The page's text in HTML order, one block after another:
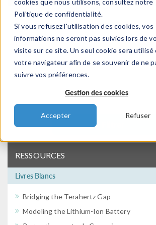
cookies que nous utilisons, consultez notre
Politique de confidentialité.
Si vous refusez l'utilisation des cookies, vos
informations ne seront pas suivies lors de
visite sur ce site. Un seul cookie sera utilisé
votre navigateur afin de se souvenir de ne
suivre vos préférences.
Gestion des cookies
Accepter Refuser
Filtrer par domaine physique
Filtrer par Industrie
Filtrer par conférence
RESSOURCES
Livres Blancs
Bridging the Terahertz Gap
Modeling the Lithium-Ion Battery